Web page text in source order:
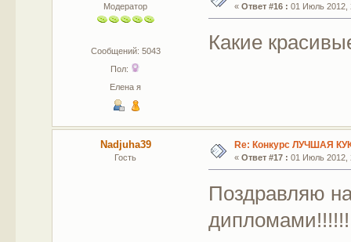
Модератор
Сообщений: 5043
Пол:
Елена я
« Ответ #16 : 01 Июль 2012,
Какие
Nadjuha39
Гость
Re: Конкурс ЛУЧШАЯ
« Ответ #17 : 01 Июль 2012,
Поздравляю